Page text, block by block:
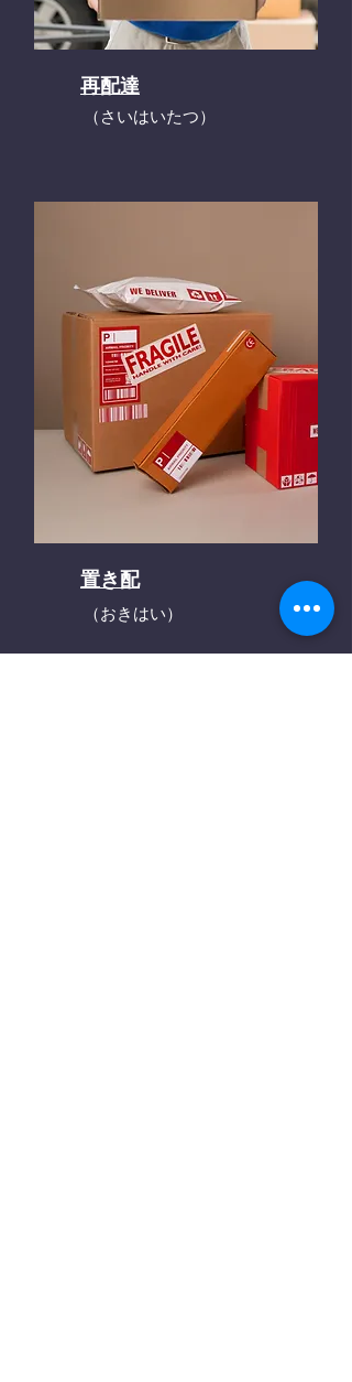
再配達
​（さいはいたつ）
置き配
（おきはい）